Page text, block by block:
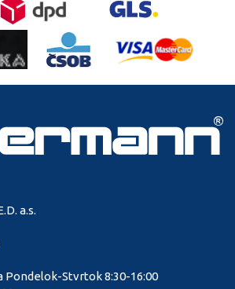
a.s.
Pondelok-Stvrtok 8:30-16:00